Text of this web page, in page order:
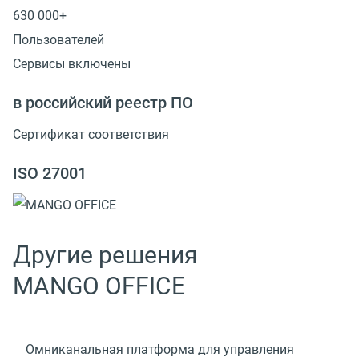
630 000+
Пользователей
Сервисы включены
в российский реестр ПО
Сертификат соответствия
ISO 27001
Другие решения
MANGO OFFICE
Омниканальная платформа для управления